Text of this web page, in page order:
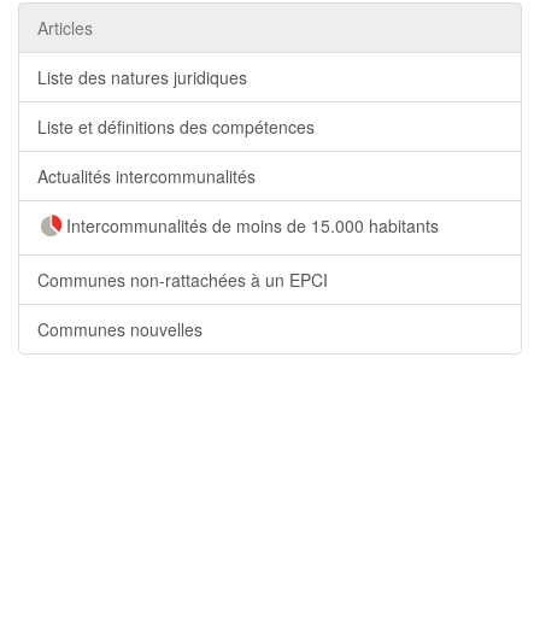
Articles
Liste des natures juridiques
Liste et définitions des compétences
Actualités intercommunalités
Intercommunalités de moins de 15.000 habitants
Communes non-rattachées à un EPCI
Communes nouvelles